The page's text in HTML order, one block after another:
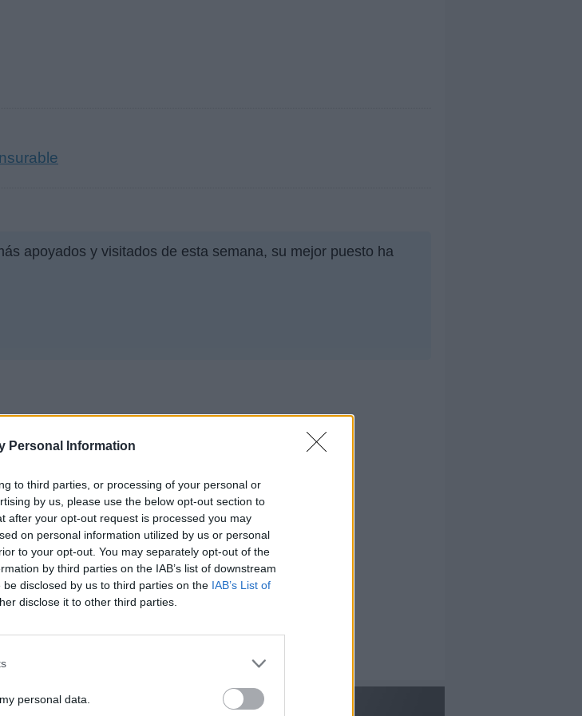
Personal Information
to third parties, or processing of your personal or
by us, please use the below opt-out section to
after your opt-out request is processed you may
on personal information utilized by us or personal
to your opt-out. You may separately opt-out of the
by third parties on the IAB’s list of downstream
disclosed by us to third parties on the IAB’s List of
disclose it to other third parties.
personal data.
apoyados y visitados de esta semana, su mejor puesto ha